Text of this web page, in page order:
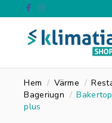
Hem Värme
Bageriugn
plus